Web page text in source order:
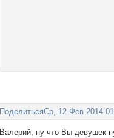
ПоделитьсяСр, 12 Фев 2014
Валерий, ну что Вы девушек